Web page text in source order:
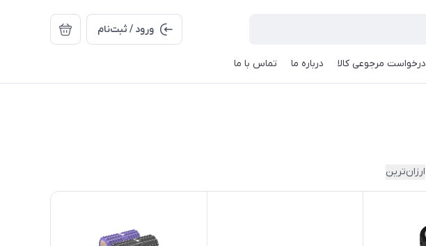
ورود / ثبت‌نام
درخواست مرجوعی کالا درباره ما تماس با ما
ارزان‌ترین